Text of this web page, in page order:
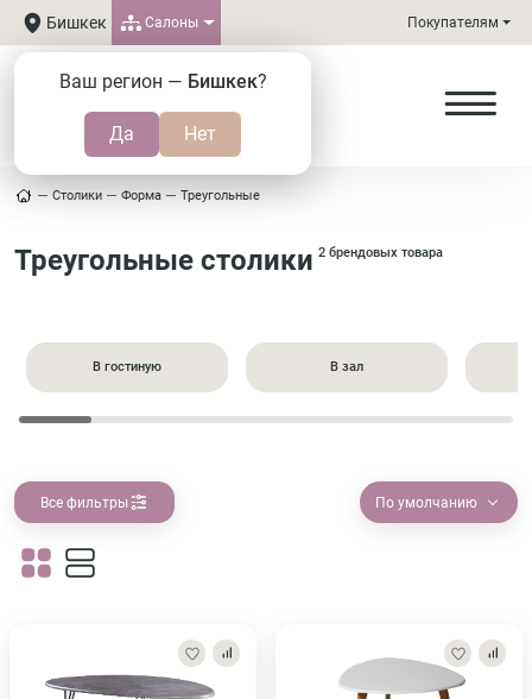
Бишкек
Ваш регион — Бишкек?
Салоны Покупателям
Столики Форма Треугольные
Треугольные столики 2 брендовых товара
В гостиную В зал
Все фильтры По умолчанию